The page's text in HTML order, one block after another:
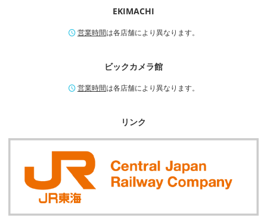
EKIMACHI
営業時間は各店舗により異なります。
ビックカメラ館
営業時間は各店舗により異なります。
リンク